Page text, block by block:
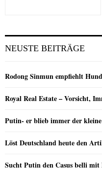
NEUSTE BEITRÄGE
Rodong Sinmun empfiehlt
Royal Real Estate – Vorsicht,
Putin- er blieb immer der
Löst Deutschland heute den
Sucht Putin den Casus belli mit